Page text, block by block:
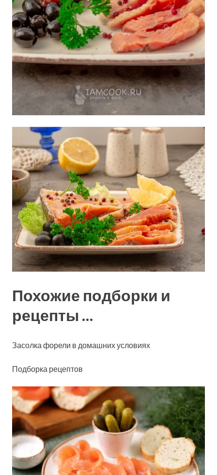
Похожие подборки и
рецепты …
Засолка форели в домашних условиях
Подборка рецептов